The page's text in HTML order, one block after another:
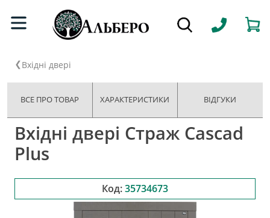
Вхідні двері
ВСЕ ПРО ТОВАР ХАРАКТЕРИСТИКИ ВІДГУКИ
Вхідні двері Страж Cascad
Plus
Код:35734673